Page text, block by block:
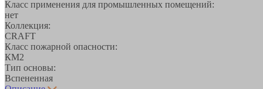
Класс применения для промышленных помещений:
нет
Коллекция:
CRAFT
Класс пожарной опасности:
КМ2
Тип основы:
Вспененная